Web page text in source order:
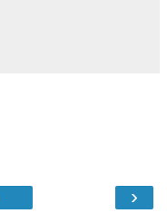
›